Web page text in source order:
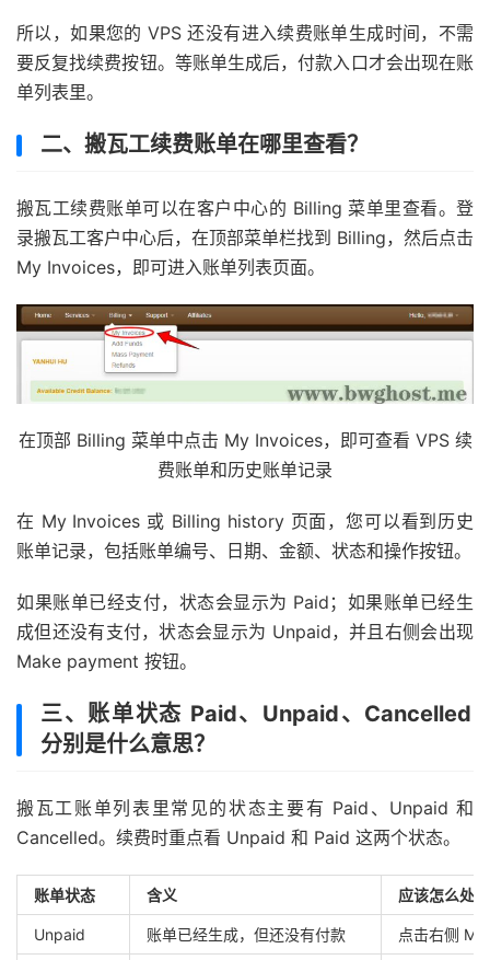
所以，如果您的 VPS 还没有进入续费账单生成时间，不需
要反复找续费按钮。等账单生成后，付款入口才会出现在账
单列表里。
二、搬瓦工续费账单在哪里查看？
搬瓦工续费账单可以在客户中心的 Billing 菜单里查看。登
录搬瓦工客户中心后，在顶部菜单栏找到 Billing，然后点击
My Invoices，即可进入账单列表页面。
在顶部 Billing 菜单中点击 My Invoices，即可查看 VPS 续
费账单和历史账单记录
在 My Invoices 或 Billing history 页面，您可以看到历史
账单记录，包括账单编号、日期、金额、状态和操作按钮。
如果账单已经支付，状态会显示为 Paid；如果账单已经生
成但还没有支付，状态会显示为 Unpaid，并且右侧会出现
Make payment 按钮。
三、账单状态 Paid、Unpaid、Cancelled
分别是什么意思？
搬瓦工账单列表里常见的状态主要有 Paid、Unpaid 和
Cancelled。续费时重点看 Unpaid 和 Paid 这两个状态。
账单状态 含义 应该怎么处理
Unpaid 账单已经生成，但还没有付款 点击右侧